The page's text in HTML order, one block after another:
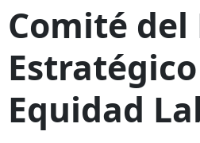
Comité del
Equidad